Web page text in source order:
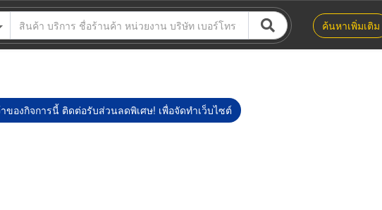
ค้นหาเพิ่มเติม
ของกิจการนี้ ติดต่อรับส่วนลดพิเศษ! เพื่อจัดทำเว็บไซต์